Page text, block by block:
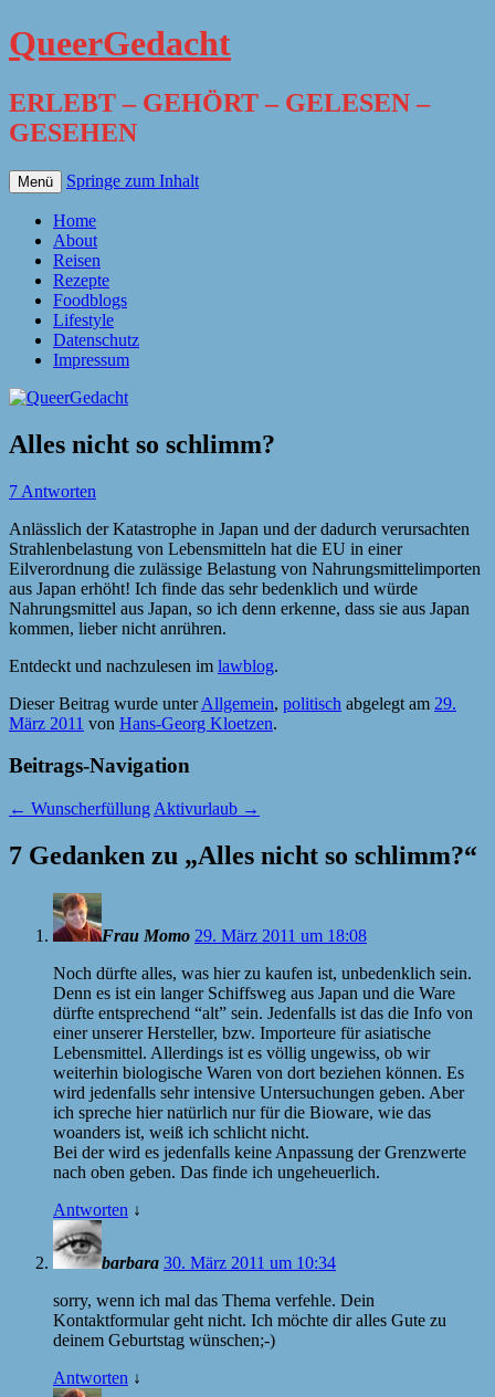
QueerGedacht
ERLEBT – GEHÖRT – GELESEN –
GESEHEN
Menü Springe zum Inhalt
Home
About
Reisen
Rezepte
Foodblogs
Lifestyle
Datenschutz
Impressum
Alles nicht so schlimm?
7 Antworten
Anlässlich der Katastrophe in Japan und der dadurch verursachten
Strahlenbelastung von Lebensmitteln hat die EU in einer
Eilverordnung die zulässige Belastung von Nahrungsmittelimporten
aus Japan erhöht! Ich finde das sehr bedenklich und würde
Nahrungsmittel aus Japan, so ich denn erkenne, dass sie aus Japan
kommen, lieber nicht anrühren.
Entdeckt und nachzulesen im lawblog.
Dieser Beitrag wurde unterAllgemein, politisch abgelegt am 29.
März 2011 von Hans-Georg Kloetzen.
Beitrags-Navigation
← Wunscherfüllung Aktivurlaub →
7 Gedanken zu „Alles nicht so schlimm?“
Frau Momo 29. März 2011 um 18:08
Noch dürfte alles, was hier zu kaufen ist, unbedenklich sein.
Denn es ist ein langer Schiffsweg aus Japan und die Ware
dürfte entsprechend “alt” sein. Jedenfalls ist das die Info von
einer unserer Hersteller, bzw. Importeure für asiatische
Lebensmittel. Allerdings ist es völlig ungewiss, ob wir
weiterhin biologische Waren von dort beziehen können. Es
wird jedenfalls sehr intensive Untersuchungen geben. Aber
ich spreche hier natürlich nur für die Bioware, wie das
woanders ist, weiß ich schlicht nicht.
Bei der wird es jedenfalls keine Anpassung der Grenzwerte
nach oben geben. Das finde ich ungeheuerlich.
Antworten ↓
barbara 30. März 2011 um 10:34
sorry, wenn ich mal das Thema verfehle. Dein
Kontaktformular geht nicht. Ich möchte dir alles Gute zu
deinem Geburtstag wünschen;-)
Antworten ↓